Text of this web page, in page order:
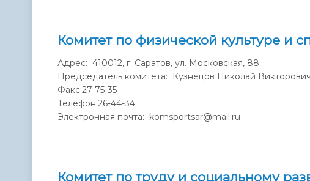
Комитет по физической культуре и
Адрес: 410012, г. Саратов, ул. Московская, 88
Председатель комитета: Кузнецов Николай Викторович
Факс:27-75-35
Телефон:26-44-34
Электронная почта: komsportsar@mail.ru
Комитет по труду и социальному